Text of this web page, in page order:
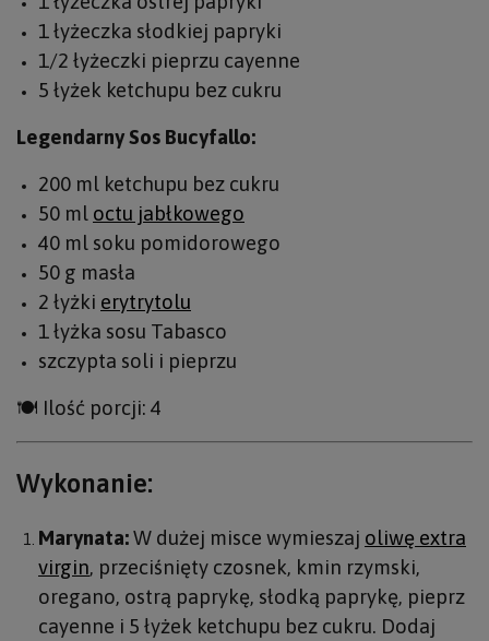
1 łyżeczka słodkiej papryki
1/2 łyżeczki pieprzu cayenne
5 łyżek ketchupu bez cukru
Legendarny Sos Bucyfallo:
200 ml ketchupu bez cukru
50 ml octu jabłkowego
40 ml soku pomidorowego
50 g masła
2 łyżki erytrytolu
1 łyżka sosu Tabasco
szczypta soli i pieprzu
🍽️ Ilość porcji: 4
Wykonanie:
Marynata:W dużej misce wymieszaj oliwę extra
virgin, przeciśnięty czosnek, kmin rzymski,
oregano, ostrą paprykę, słodką paprykę, pieprz
cayenne i 5 łyżek ketchupu bez cukru. Dodaj